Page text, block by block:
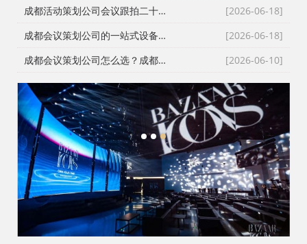
[2026-06-18]
成都活动策划公司会议跟拍二十七年的镜头逻辑：从医学会议到年会直播的现场记录
[2026-06-18]
成都会议策划公司的一站式设备配套：从舞台搭建到LED屏的现场逻辑
[2026-06-10]
成都会议策划公司怎么选？成都会务公司与成都活动执行公司全流程服务拆解
1 2 3